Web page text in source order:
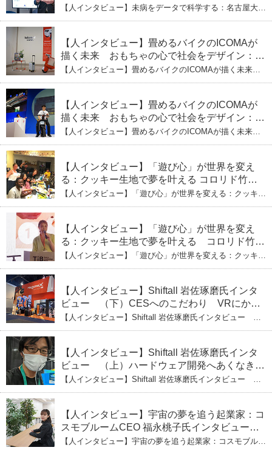
社長・瀧本陽介 郵送検査で挑む健康の未来
【人インタビュー】未病をデータで科学する：名古屋大発
ヘルスケアシステムズの代表取締役社長・瀧本陽介 郵送
【人インタビュー】畳めるバイクのICOMAが
描く未来 おもちゃの心で社会をデザイン：株
式会社ICOMAの代表取締役・生駒崇光
（下）おもちゃで社会を変える、「トイボック
【人インタビュー】畳めるバイクのICOMAが描く未来
おもちゃの心で社会をデザイン：株式会社ICOMAの代表
イボックス」というデザインメソッド
【人インタビュー】畳めるバイクのICOMAが
描く未来 おもちゃの心で社会をデザイン：株
式会社ICOMAの代表取締役・生駒崇光
（上）「変形」に魅せられたデザイナーの軌
【人インタビュー】畳めるバイクのICOMAが描く未来
おもちゃの心で社会をデザイン：株式会社ICOMAの代表
ーの軌跡
【人インタビュー】「遊び心」が世界を変え
る：クッキー生地で夢を叶える コロリド竹内
ひとみ（下） 起業は「影響力」のため。愛と
笑いの子育て哲学
【人インタビュー】「遊び心」が世界を変える：クッキー
生地で夢を叶える コロリド竹内ひとみ（下） 起業は「影
【人インタビュー】「遊び心」が世界を変え
る：クッキー生地で夢を叶える コロリド竹内
ひとみ（上） クッキー生地に込めた「誰でも
できる」という哲学
【人インタビュー】「遊び心」が世界を変える：クッキー
生地で夢を叶える コロリド竹内ひとみ（上） クッキー
【人インタビュー】Shiftall 岩佐琢磨氏インタ
ビュー （下）CESへのこだわり VRにかけ
る未来
【人インタビュー】Shiftall 岩佐琢磨氏インタビュー
（下）CESへのこだわり VRにかける未来
【人インタビュー】Shiftall 岩佐琢磨氏インタ
ビュー （上）ハードウェア開発へあくなき挑
戦 その起業の経緯とは
【人インタビュー】Shiftall 岩佐琢磨氏インタビュー
（上）ハードウェア開発へあくなき挑戦 その起業の経緯
【人インタビュー】宇宙の夢を追う起業家：コ
スモブルームCEO 福永桃子氏インタビュー
（下）
【人インタビュー】宇宙の夢を追う起業家：コスモブルー